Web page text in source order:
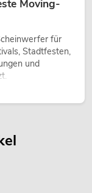
Moving-
für
Stadtfesten,
und